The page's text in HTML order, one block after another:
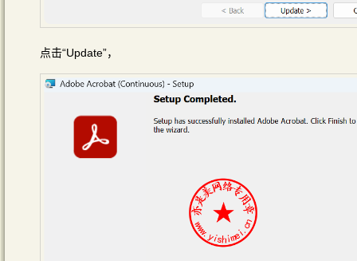
点击“Update”，